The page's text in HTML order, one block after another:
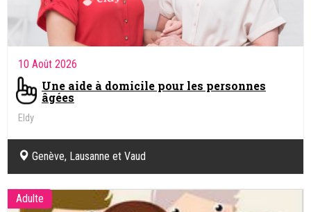
10 Août 2026
Une aide à domicile pour les personnes
âgées
Eldy
Genève, Lausanne et Vaud
Adulte